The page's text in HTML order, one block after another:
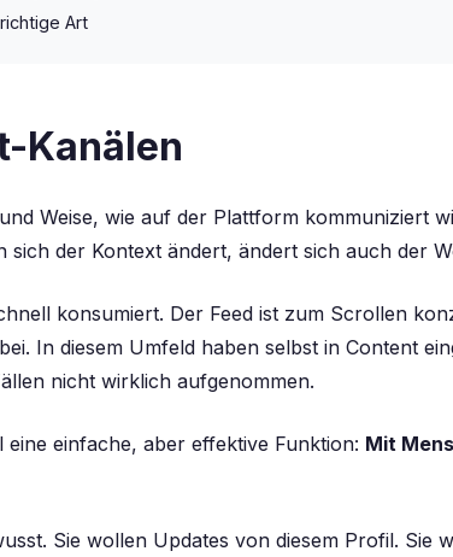
Art
Kanälen
Weise, wie auf der Plattform kommuniziert
sich der Kontext ändert, ändert sich auch der
konsumiert. Der Feed ist zum Scrollen
In diesem Umfeld haben selbst in Content
nicht wirklich aufgenommen.
einfache, aber effektive Funktion: Mit
Sie wollen Updates von diesem Profil. Sie